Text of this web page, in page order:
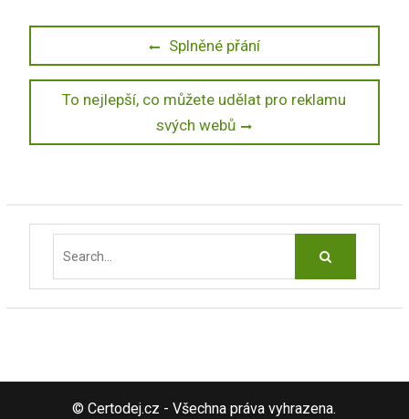
pro
příspěvek
Previous
post:
Splněné přání
Next
To nejlepší, co můžete udělat pro reklamu
svých webů
© Certodej.cz - Všechna práva vyhrazena.